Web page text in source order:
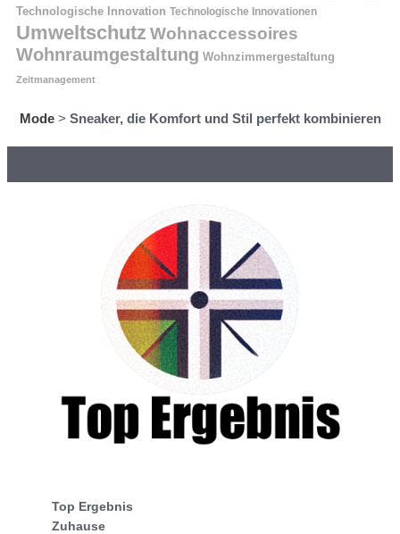
Technologische Innovation Technologische Innovationen
Umweltschutz Wohnaccessoires
Wohnraumgestaltung Wohnzimmergestaltung
Zeitmanagement
Mode> Sneaker, die Komfort und Stil perfekt kombinieren
Top Ergebnis
Zuhause